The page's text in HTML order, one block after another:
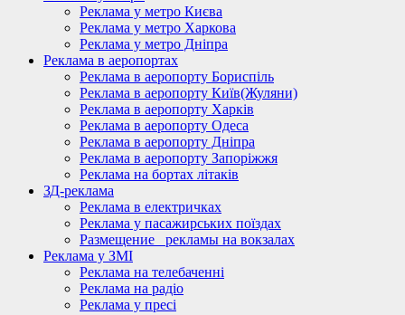
Реклама у метро Києва
Реклама у метро Харкова
Реклама у метро Дніпра
Реклама в аеропортах
Реклама в аеропорту Бориспіль
Реклама в аеропорту Київ(Жуляни)
Реклама в аеропорту Харків
Реклама в аеропорту Одеса
Реклама в аеропорту Дніпра
Реклама в аеропорту Запоріжжя
Реклама на бортах літаків
ЗД-реклама
Реклама в електричках
Реклама у пасажирських поїздах
Размещение_ рекламы на вокзалах
Реклама у ЗМІ
Реклама на телебаченні
Реклама на радіо
Реклама у пресі